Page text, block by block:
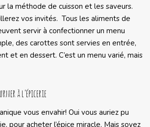
la méthode de cuisson et les saveurs.
vos invités. Tous les aliments de
servir à confectionner un menu
des carottes sont servies en entrée,
et en dessert. C’est un menu varié, mais
à l’épicerie
vous envahir! Oui vous auriez pu
pour acheter l’épice miracle. Mais soyez